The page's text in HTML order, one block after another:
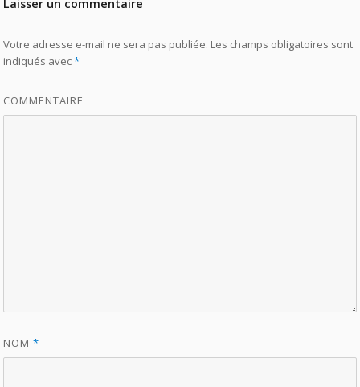
Laisser un commentaire
Votre adresse e-mail ne sera pas publiée. Les champs obligatoires sont
indiqués avec*
COMMENTAIRE
NOM*